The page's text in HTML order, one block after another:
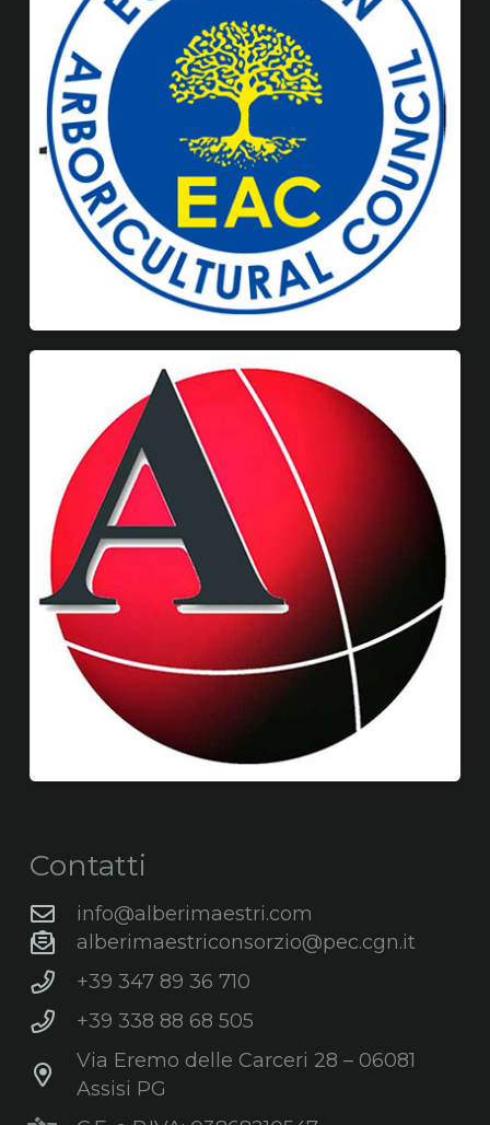
Contatti
info@alberimaestri.com
alberimaestriconsorzio@pec.cgn.it
+39 347 89 36 710
+39 338 88 68 505
Via Eremo delle Carceri 28 – 06081
Assisi PG